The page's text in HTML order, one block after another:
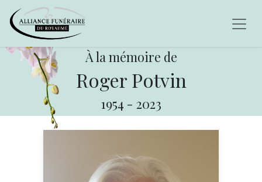
À la mémoire de
Roger Potvin
1954 - 2023